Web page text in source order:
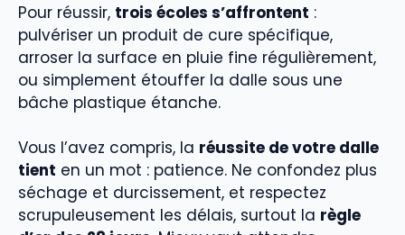
Pour réussir, trois écoles s’affrontent :
pulvériser un produit de cure spécifique,
arroser la surface en pluie fine régulièrement,
ou simplement étouffer la dalle sous une
bâche plastique étanche.
Vous l’avez compris, la réussite de votre dalle
tient en un mot : patience. Ne confondez plus
séchage et durcissement, et respectez
scrupuleusement les délais, surtout la règle